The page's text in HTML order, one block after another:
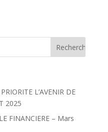
L’AVENIR DE
2025
FINANCIERE – Mars